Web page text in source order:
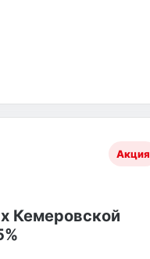
Акция
Кемеровской